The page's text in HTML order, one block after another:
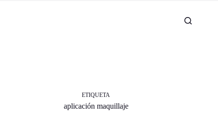
ETIQUETA
aplicación maquillaje